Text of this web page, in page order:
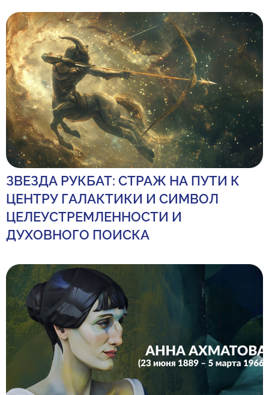
ЗВЕЗДА РУКБАТ: СТРАЖ НА ПУТИ К
ЦЕНТРУ ГАЛАКТИКИ И СИМВОЛ
ЦЕЛЕУСТРЕМЛЕННОСТИ И
ДУХОВНОГО ПОИСКА